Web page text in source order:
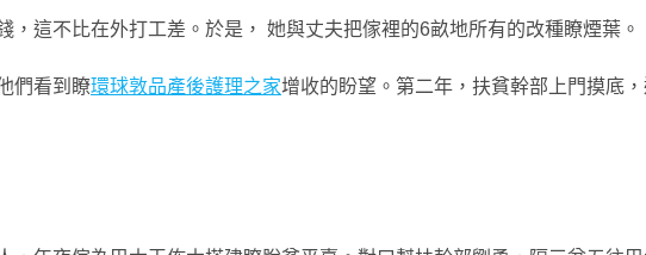
，這不比在外打工差。於是， 她與丈夫把傢裡的6畝地所有的改種瞭煙葉。
們看到瞭環球敦品產後護理之家增收的盼望。第二年，扶貧幹部上門摸底